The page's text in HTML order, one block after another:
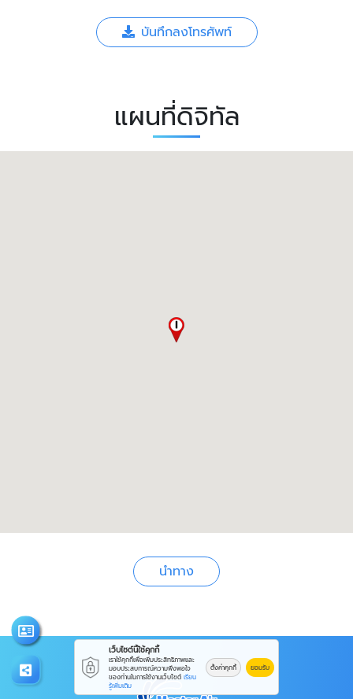
บันทึกลงโทรศัพท์
แผนที่ดิจิทัล
นำทาง
เว็บไซต์นี้ใช้คุกกี้
เราใช้คุกกี้เพื่อเพิ่มประสิทธิภาพและ
มอบประสบการณ์ความพึงพอใจ
ของท่านในการใช้งานเว็บไซต์ เรียน
รู้เพิ่มเติม
ตั้งค่าคุกกี้ ยอมรับ